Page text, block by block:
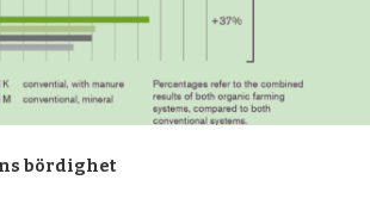
bördighet